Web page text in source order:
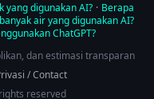
yang digunakan AI? · Berapa
air yang digunakan AI?
ChatGPT?
dan estimasi transparan
/Contact
reserved